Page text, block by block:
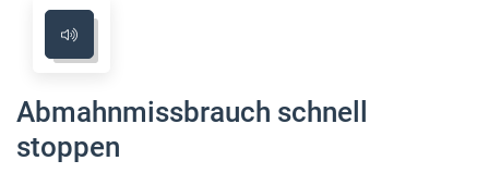
Abmahnmissbrauch schnell
stoppen